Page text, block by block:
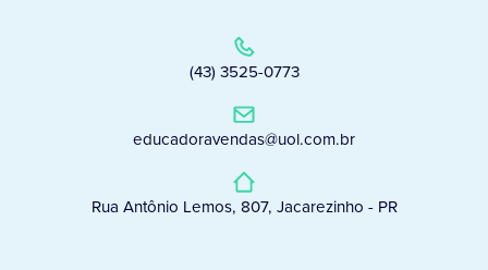
(43) 3525-0773
educadoravendas@uol.com.br
Rua Antônio Lemos, 807, Jacarezinho - PR